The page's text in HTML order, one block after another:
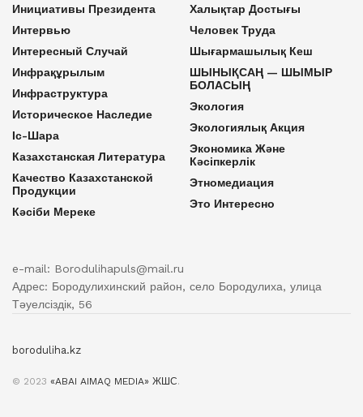
Инициативы Президента
Интервью
Интересный Случай
Инфрақұрылым
Инфраструктура
Историческое Наследие
Іс-Шара
Казахстанская Литература
Качество Казахстанской
Продукции
Кәсіби Мереке
Халықтар Достығы
Человек Труда
Шығармашылық Кеш
ШЫНЫҚСАҢ — ШЫМЫР
БОЛАСЫҢ
Экология
Экологиялық Акция
Экономика Және
Кәсіпкерлік
Этномедиация
Это Интересно
e-mail: Borodulihapuls@mail.ru
Адрес: Бородулихинский район, село Бородулиха, улица
Тәуелсіздік, 56
boroduliha.kz
© 2023 «ABAI AIMAQ MEDIA» ЖШС.